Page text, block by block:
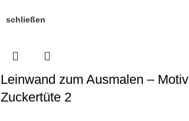
schließen
Leinwand zum Ausmalen – Motiv
Zuckertüte 2